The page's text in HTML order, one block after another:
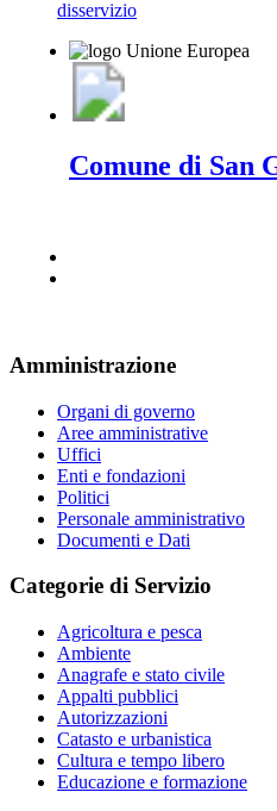
disservizio
Comune di San
Amministrazione
Organi di governo
Aree amministrative
Uffici
Enti e fondazioni
Politici
Personale amministrativo
Documenti e Dati
Categorie di Servizio
Agricoltura e pesca
Ambiente
Anagrafe e stato civile
Appalti pubblici
Autorizzazioni
Catasto e urbanistica
Cultura e tempo libero
Educazione e formazione